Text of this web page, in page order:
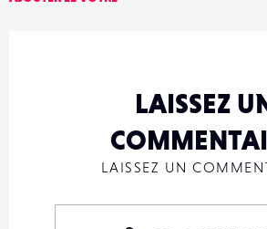
LAISSEZ
LAISSEZ UN